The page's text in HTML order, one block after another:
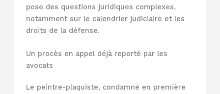
pose des questions juridiques complexes,
notamment sur le calendrier judiciaire et les
droits de la défense.
Un procès en appel déjà reporté par les
avocats
Le peintre-plaquiste, condamné en première